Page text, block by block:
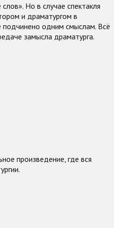
Но в случае спектакля
и драматургом в
подчинено одним смыслам. Всё
замысла драматурга.
произведение, где вся